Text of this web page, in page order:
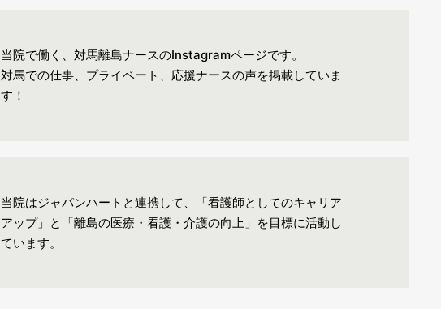
当院で働く、対馬離島ナースのInstagramページです。
対馬での仕事、プライベート、応援ナースの声を掲載していま
す！
当院はジャパンハートと連携して、「看護師としてのキャリア
アップ」と「離島の医療・看護・介護の向上」を目標に活動し
ています。